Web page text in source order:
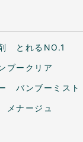
とれるNO.1
ブークリア
バンブーミスト
メナージュ